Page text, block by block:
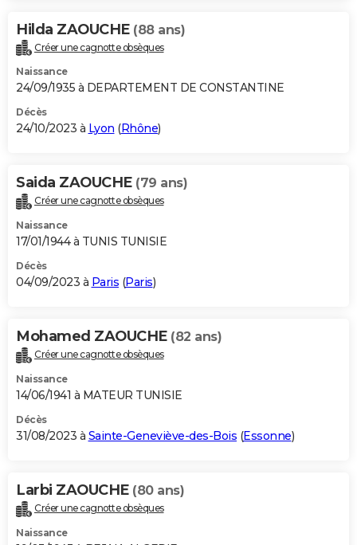
Hilda ZAOUCHE (88 ans)
Créer une cagnotte obsèques
Naissance
24/09/1935 à DEPARTEMENT DE CONSTANTINE
Décès
24/10/2023 à Lyon (Rhône)
Saida ZAOUCHE (79 ans)
Créer une cagnotte obsèques
Naissance
17/01/1944 à TUNIS TUNISIE
Décès
04/09/2023 à Paris (Paris)
Mohamed ZAOUCHE (82 ans)
Créer une cagnotte obsèques
Naissance
14/06/1941 à MATEUR TUNISIE
Décès
31/08/2023 à Sainte-Geneviève-des-Bois (Essonne)
Larbi ZAOUCHE (80 ans)
Créer une cagnotte obsèques
Naissance